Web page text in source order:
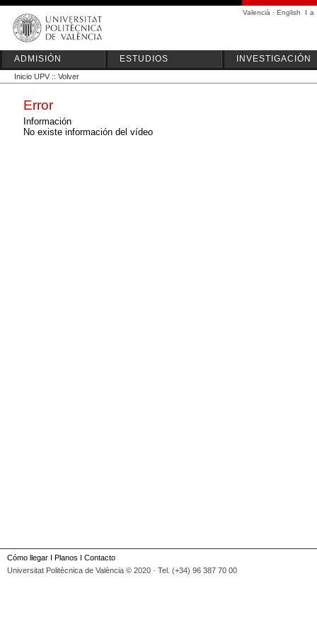
Valencià · English I a
ADMISIÓN ESTUDIOS INVESTIGACIÓN
Inicio UPV :: Volver
Error
Información
No existe información del vídeo
Cómo llegar I Planos I Contacto
Universitat Politècnica de València © 2020 · Tel. (+34) 96 387 70 00